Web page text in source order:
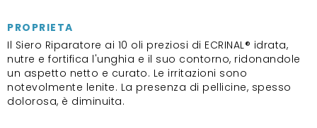
PROPRIETA
Il Siero Riparatore ai 10 oli preziosi di ECRINAL® idrata,
nutre e fortifica l'unghia e il suo contorno, ridonandole
un aspetto netto e curato. Le irritazioni sono
notevolmente lenite. La presenza di pellicine, spesso
dolorosa, è diminuita.